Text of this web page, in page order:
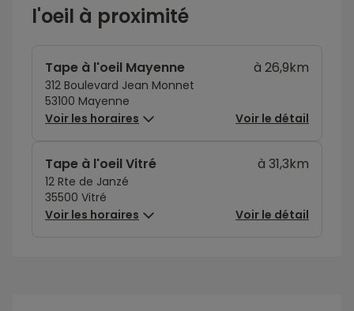
l'oeil à proximité
Tape à l'oeil Mayenne
312 Boulevard Jean Monnet
53100 Mayenne
à 26,9km
Voir les horaires Voir le détail
Tape à l'oeil Vitré
12 Rte de Janzé
35500 Vitré
à 31,3km
Voir les horaires Voir le détail